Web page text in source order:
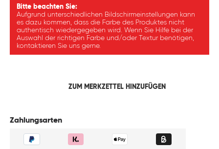
Bitte beachten Sie:
Aufgrund unterschiedlichen Bildschirmeinstellungen kann
es dazu kommen, dass die Farbe des Produktes nicht
authentisch wiedergegeben wird. Wenn Sie Hilfe bei der
Auswahl der richtigen Farbe und/oder Textur benötigen,
kontaktieren Sie uns gerne.
ZUM MERKZETTEL HINZUFÜGEN
Zahlungsarten